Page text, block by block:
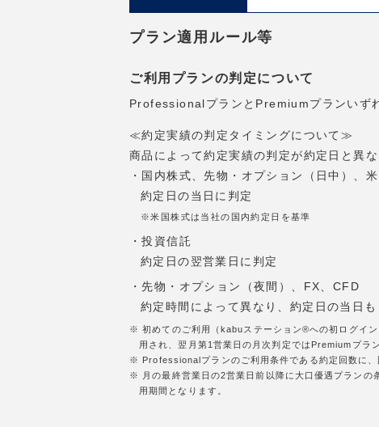
プラン適用ルール等
ご利用プランの判定について
ProfessionalプランとPremiumプランいず
≪約定実績の判定タイミングについて≫
商品によって約定実績の判定が約定日と異
・国内株式、先物・オプション（日中）、
約定日の当日に判定
※米国株式は当社の国内約定日を基準
・投資信託
約定日の翌営業日に判定
・先物・オプション（夜間）、FX、CFD
約定時間によって異なり、約定日の当日
※ 初めてのご利用（kabuステーション®への初ログイ
用され、翌月第1営業日の月次判定ではPremiumプラ
※ Professionalプランのご利用条件である約定回数に、
※ 月の最終営業日の2営業日前以降に大口優遇プランの
用期間となります。